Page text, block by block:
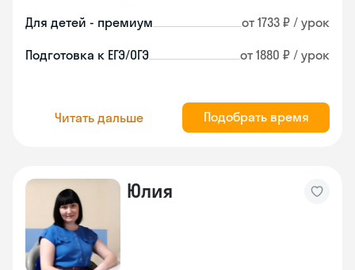
Для детей - премиум от 1733 ₽ / урок
Подготовка к ЕГЭ/ОГЭ от 1880 ₽ / урок
Читать дальше Подобрать время
Юлия